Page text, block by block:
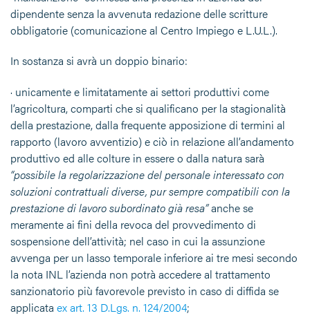
dipendente senza la avvenuta redazione delle scritture
obbligatorie (comunicazione al Centro Impiego e L.U.L.).
In sostanza si avrà un doppio binario:
· unicamente e limitatamente ai settori produttivi come
l’agricoltura, comparti che si qualificano per la stagionalità
della prestazione, dalla frequente apposizione di termini al
rapporto (lavoro avventizio) e ciò in relazione all’andamento
produttivo ed alle colture in essere o dalla natura sarà
“possibile la regolarizzazione del personale interessato con
soluzioni contrattuali diverse, pur sempre compatibili con la
prestazione di lavoro subordinato già resa”anche se
meramente ai fini della revoca del provvedimento di
sospensione dell’attività; nel caso in cui la assunzione
avvenga per un lasso temporale inferiore ai tre mesi secondo
la nota INL l’azienda non potrà accedere al trattamento
sanzionatorio più favorevole previsto in caso di diffida se
applicata ex art. 13 D.Lgs. n. 124/2004;